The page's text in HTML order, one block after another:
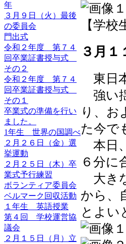
年
３月９日（火）最後
の委員会
門出式
令和２年度 第７４
回卒業証書授与式
その２
令和２年度 第７４
回卒業証書授与式
その１
卒業式の準備を行い
ました。
1年生 世界の国調べ
２月２６日（金）選
挙運動
２月２５日（木）卒
業式予行練習
ボランティア委員会
ベルマーク回収活動
１年生 英語授業
第４回 学校運営協
議会
２月１５日（月）立
【学校
３月
東日
強い
り、お
た今で
本日
６分に
大き
から、
とよい